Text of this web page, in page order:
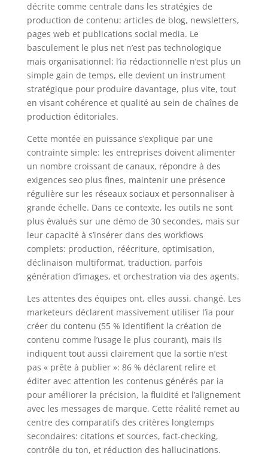
décrite comme centrale dans les stratégies de
production de contenu: articles de blog, newsletters,
pages web et publications social media. Le
basculement le plus net n’est pas technologique
mais organisationnel: l’ia rédactionnelle n’est plus un
simple gain de temps, elle devient un instrument
stratégique pour produire davantage, plus vite, tout
en visant cohérence et qualité au sein de chaînes de
production éditoriales.
Cette montée en puissance s’explique par une
contrainte simple: les entreprises doivent alimenter
un nombre croissant de canaux, répondre à des
exigences seo plus fines, maintenir une présence
régulière sur les réseaux sociaux et personnaliser à
grande échelle. Dans ce contexte, les outils ne sont
plus évalués sur une démo de 30 secondes, mais sur
leur capacité à s’insérer dans des workflows
complets: production, réécriture, optimisation,
déclinaison multiformat, traduction, parfois
génération d’images, et orchestration via des agents.
Les attentes des équipes ont, elles aussi, changé. Les
marketeurs déclarent massivement utiliser l’ia pour
créer du contenu (55 % identifient la création de
contenu comme l’usage le plus courant), mais ils
indiquent tout aussi clairement que la sortie n’est
pas « prête à publier »: 86 % déclarent relire et
éditer avec attention les contenus générés par ia
pour améliorer la précision, la fluidité et l’alignement
avec les messages de marque. Cette réalité remet au
centre des comparatifs des critères longtemps
secondaires: citations et sources, fact-checking,
contrôle du ton, et réduction des hallucinations.